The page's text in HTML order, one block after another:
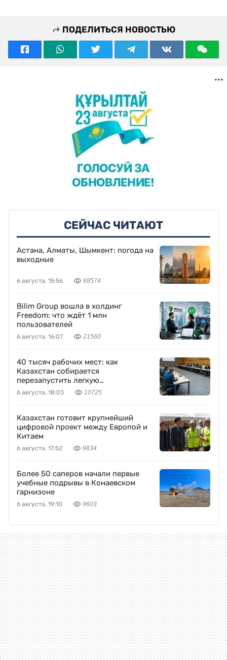
ПОДЕЛИТЬСЯ НОВОСТЬЮ
СЕЙЧАС ЧИТАЮТ
Астана, Алматы, Шымкент: погода на
выходные
6 августа, 15:56 68574
Bilim Group вошла в холдинг
Freedom: что ждёт 1 млн
пользователей
6 августа, 16:07 21560
40 тысяч рабочих мест: как
Казахстан собирается
перезапустить легкую
промышленность
6 августа, 18:03 10725
Казахстан готовит крупнейший
цифровой проект между Европой и
Китаем
6 августа, 17:52 9834
Более 50 саперов начали первые
учебные подрывы в Конаевском
гарнизоне
6 августа, 19:10 9603